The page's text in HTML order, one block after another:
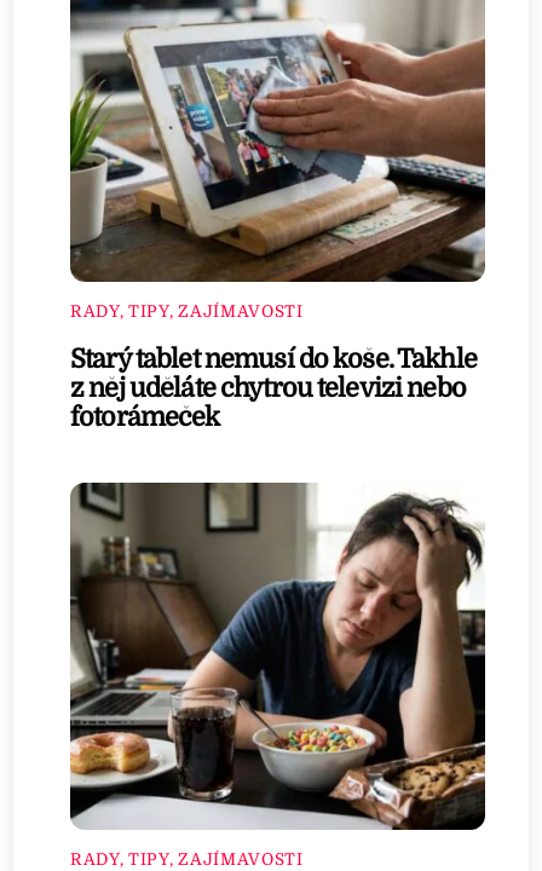
RADY, TIPY, ZAJÍMAVOSTI
Starý tablet nemusí do koše. Takhle
z něj uděláte chytrou televizi nebo
fotorámeček
RADY, TIPY, ZAJÍMAVOSTI